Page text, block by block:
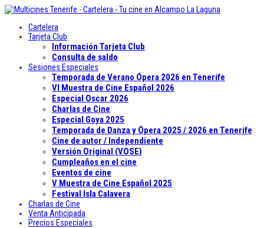
Cartelera
Tarjeta Club
Información Tarjeta Club
Consulta de saldo
Sesiones Especiales
Temporada de Verano Ópera 2026 en Tenerife
VI Muestra de Cine Español 2026
Especial Oscar 2026
Charlas de Cine
Especial Goya 2025
Temporada de Danza y Ópera 2025 / 2026 en Tenerife
Cine de autor / Independiente
Versión Original (VOSE)
Cumpleaños en el cine
Eventos de cine
V Muestra de Cine Español 2025
Festival Isla Calavera
Charlas de Cine
Venta Anticipada
Precios Especiales